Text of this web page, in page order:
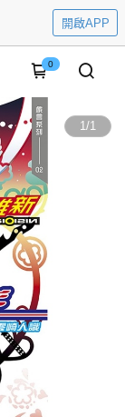
開啟APP
0
1/1